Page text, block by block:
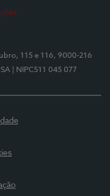
115 e 116, 9000-216
| NIPC511 045 077